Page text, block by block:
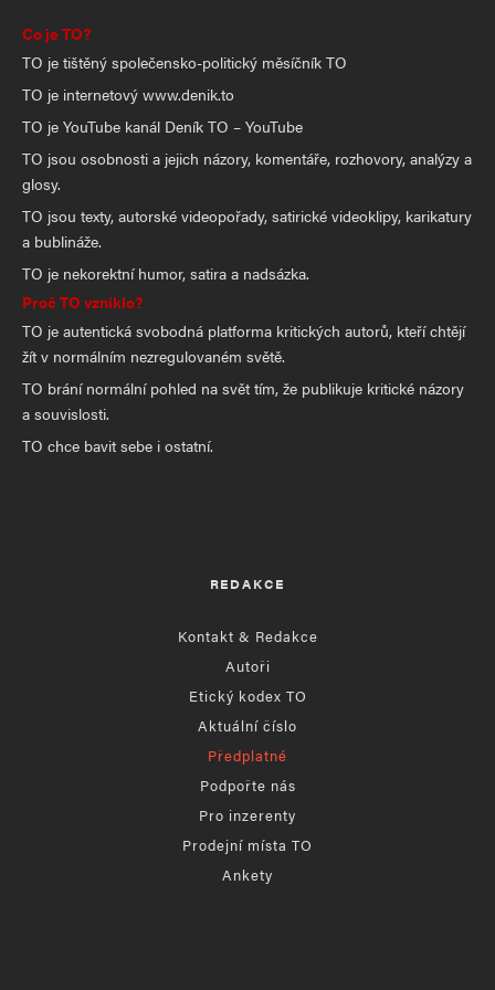
Co je TO?
TO je tištěný společensko-politický měsíčník TO
TO je internetový www.denik.to
TO je YouTube kanál Deník TO – YouTube
TO jsou osobnosti a jejich názory, komentáře, rozhovory, analýzy a
glosy.
TO jsou texty, autorské videopořady, satirické videoklipy, karikatury
a bublináže.
TO je nekorektní humor, satira a nadsázka.
Proč TO vzniklo?
TO je autentická svobodná platforma kritických autorů, kteří chtějí
žít v normálním nezregulovaném světě.
TO brání normální pohled na svět tím, že publikuje kritické názory
a souvislosti.
TO chce bavit sebe i ostatní.
REDAKCE
Kontakt & Redakce
Autoři
Etický kodex TO
Aktuální číslo
Předplatné
Podpořte nás
Pro inzerenty
Prodejní místa TO
Ankety